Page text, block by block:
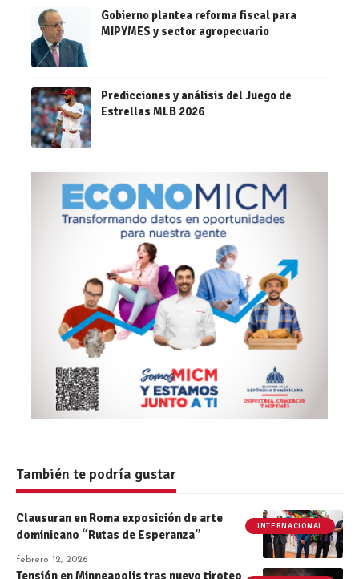
Gobierno plantea reforma fiscal para
MIPYMES y sector agropecuario
Predicciones y análisis del Juego de
Estrellas MLB 2026
También te podría gustar
INTERNACIONAL
Clausuran en Roma exposición de arte
dominicano “Rutas de Esperanza”
febrero 12, 2026
Tensión en Minneapolis tras nuevo tiroteo